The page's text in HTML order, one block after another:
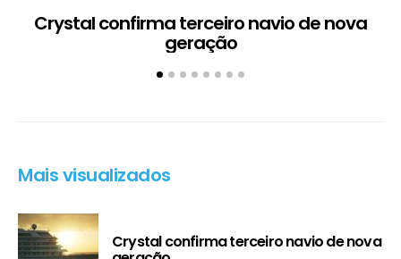
Crystal confirma terceiro navio de nova
geração
Mais visualizados
Crystal confirma terceiro navio de nova